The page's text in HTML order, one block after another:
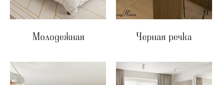
Молодежная Черная речка